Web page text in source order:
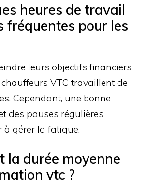
heures de travail
fréquentes pour les
leurs objectifs financiers,
VTC travaillent de
Cependant, une bonne
des pauses régulières
à gérer la fatigue.
la durée moyenne
vtc ?